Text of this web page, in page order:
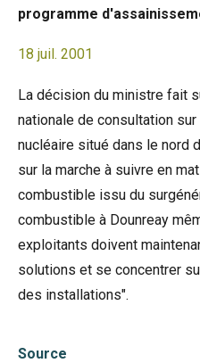
programme
18 juil. 2001
La décision du ministre fait
nationale de consultation
nucléaire situé dans le nord
sur la marche à suivre en
combustible issu du
combustible à Dounreay
exploitants doivent
solutions et se concentrer
des installations".
Source